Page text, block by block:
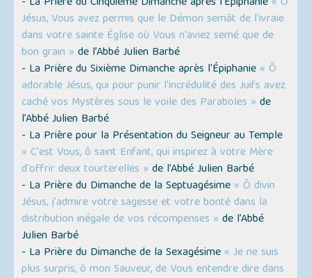
Jésus, Vous avez permis que le Démon semât de l'ivraie
dans votre sainte Église où Vous n'aviez semé que de
bon grain » de l’Abbé Julien Barbé
- La Prière du Sixième Dimanche après l'Épiphanie « Ô
adorable Jésus, qui pour punir l'incrédulité des Juifs avez
caché vos Mystères sous le voile des Paraboles » de
l’Abbé Julien Barbé
- La Prière pour la Présentation du Seigneur au Temple
« C'est Vous, ô saint Enfant, qui inspirez à votre Mère
d'offrir deux tourterelles » de l’Abbé Julien Barbé
- La Prière du Dimanche de la Septuagésime « Ô divin
Jésus, j'admire votre sagesse et votre bonté dans la
distribution inégale de vos récompenses » de l’Abbé
Julien Barbé
- La Prière du Dimanche de la Sexagésime « Je ne suis
plus surpris, ô mon Sauveur, de Vous entendre dire dans